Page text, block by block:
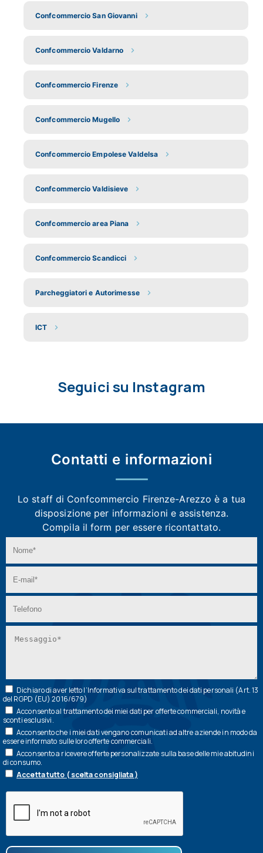
Confcommercio San Giovanni
Confcommercio Valdarno
Confcommercio Firenze
Confcommercio Mugello
Confcommercio Empolese Valdelsa
Confcommercio Valdisieve
Confcommercio area Piana
Confcommercio Scandicci
Parcheggiatori e Autorimesse
ICT
Seguici su Instagram
Contatti e informazioni
Lo staff di Confcommercio Firenze-Arezzoè a tua
disposizione per informazioni e assistenza.
Compila il form per essere ricontattato.
Dichiaro di aver letto l’Informativa sul trattamento dei dati personali (Art. 13
del RGPD (EU) 2016/679)
Acconsento al trattamento dei miei dati per offerte commerciali, novità e
sconti esclusivi.
Acconsento che i miei dati vengano comunicati ad altre aziende in modo da
essere informato sulle loro offerte commerciali.
Acconsento a ricevere offerte personalizzate sulla base delle mie abitudini
di consumo.
Accetta tutto ( scelta consigliata )